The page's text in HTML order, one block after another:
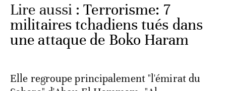
Lire aussi :Terrorisme: 7
militaires tchadiens tués dans
une attaque de Boko Haram
Elle regroupe principalement "l'émirat du